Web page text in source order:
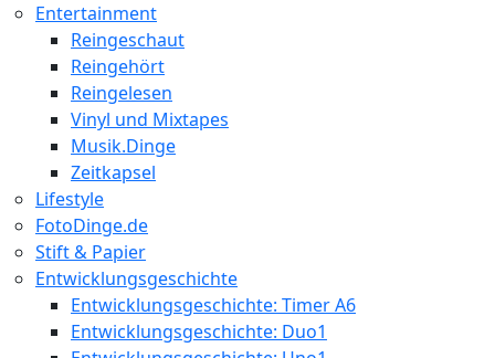
Entertainment
Reingeschaut
Reingehört
Reingelesen
Vinyl und Mixtapes
Musik.Dinge
Zeitkapsel
Lifestyle
FotoDinge.de
Stift & Papier
Entwicklungsgeschichte
Entwicklungsgeschichte: Timer A6
Entwicklungsgeschichte: Duo1